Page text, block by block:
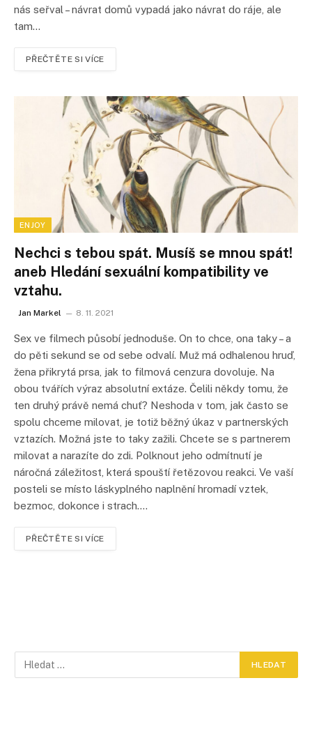
nás seřval – návrat domů vypadá jako návrat do ráje, ale
tam…
PŘEČTĚTE SI VÍCE
ENJOY
Nechci s tebou spát. Musíš se mnou spát!
aneb Hledání sexuální kompatibility ve
vztahu.
Jan Markel 8. 11. 2021
Sex ve filmech působí jednoduše. On to chce, ona taky – a
do pěti sekund se od sebe odvalí. Muž má odhalenou hruď,
žena přikrytá prsa, jak to filmová cenzura dovoluje. Na
obou tvářích výraz absolutní extáze. Čelili někdy tomu, že
ten druhý právě nemá chuť? Neshoda v tom, jak často se
spolu chceme milovat, je totiž běžný úkaz v partnerských
vztazích. Možná jste to taky zažili. Chcete se s partnerem
milovat a narazíte do zdi. Polknout jeho odmítnutí je
náročná záležitost, která spouští řetězovou reakci. Ve vaší
posteli se místo láskyplného naplnění hromadí vztek,
bezmoc, dokonce i strach.…
PŘEČTĚTE SI VÍCE